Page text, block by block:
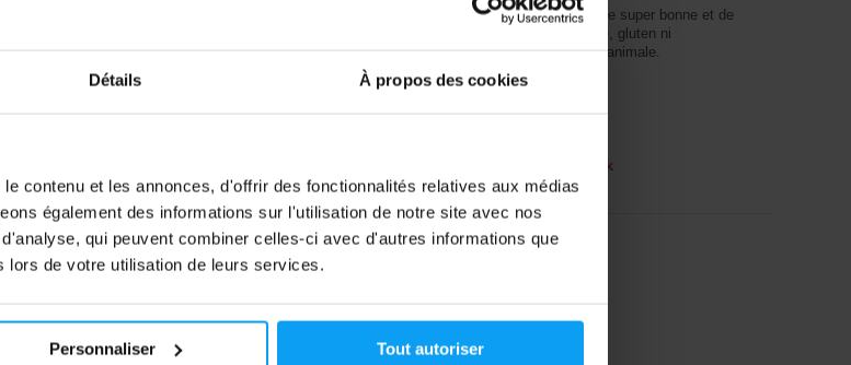
Détails À propos des cookies
contenu et les annonces, d'offrir des fonctionnalités relatives aux médias
également des informations sur l'utilisation de notre site avec nos
qui peuvent combiner celles-ci avec d'autres informations que
de votre utilisation de leurs services.
Personnaliser Tout autoriser
de
de céréales et complexe de fruits et
47,99€
Une protéine végétale super bonne et de
qualité, sans lactose, gluten ni
ingrédients d'origine animale.
29,99€
En rupture de stock
-13%
4,6